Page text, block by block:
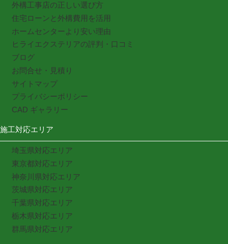
外構工事店の正しい選び方
住宅ローンと外構費用を活用
ホームセンターより安い理由
ヒライエクステリアの評判・口コミ
ブログ
お問合せ・見積り
サイトマップ
プライバシーポリシー
CAD ギャラリー
施工対応エリア
埼玉県対応エリア
東京都対応エリア
神奈川県対応エリア
茨城県対応エリア
千葉県対応エリア
栃木県対応エリア
群馬県対応エリア